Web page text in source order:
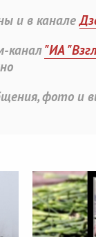
и в канале
канал"ИА
фото и